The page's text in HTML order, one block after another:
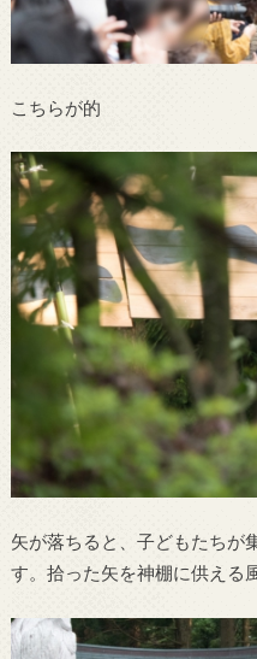
こちらが的
矢が落ちると、子どもたちが
す。拾った矢を神棚に供える